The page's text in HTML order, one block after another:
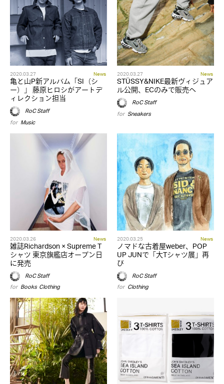
2020.03.27 News
亀と山P新アルバム「SI（シ
ー）」 藤原ヒロシがアートデ
ィレクション担当
RoC Staff
for Music
2020.03.27 News
STÜSSY&NIKE最新ヴィジュア
ル公開、ECのみで販売へ
RoC Staff
for Sneakers
2020.03.26 News
雑誌Richardson × Supreme T
シャツ 東京旗艦店オープン日
に発売
RoC Staff
for Books,Clothing
2020.03.25 News
ノマドな古着屋weber、POP
UP JUNで「大Tシャツ展」再
び
RoC Staff
for Clothing